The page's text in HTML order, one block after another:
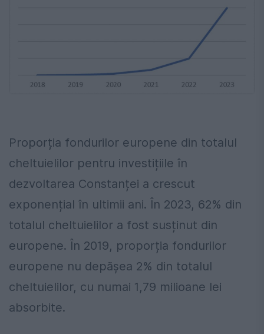
Proporția fondurilor europene din totalul
cheltuielilor pentru investițiile în
dezvoltarea Constanței a crescut
exponențial în ultimii ani. În 2023, 62% din
totalul cheltuielilor a fost susținut din
europene. În 2019, proporția fondurilor
europene nu depășea 2% din totalul
cheltuielilor, cu numai 1,79 milioane lei
absorbite.